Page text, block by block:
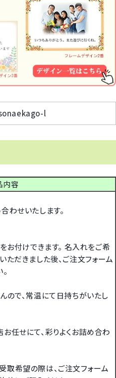
l
内容
わせいたします。
お付けできます。 名入れをご希
ただきました後、ご注文フォーム
ので、常温にて日持ちがいたし
任せにて、彩りよくお詰め合わ
希望の際は、ご注文フォーム